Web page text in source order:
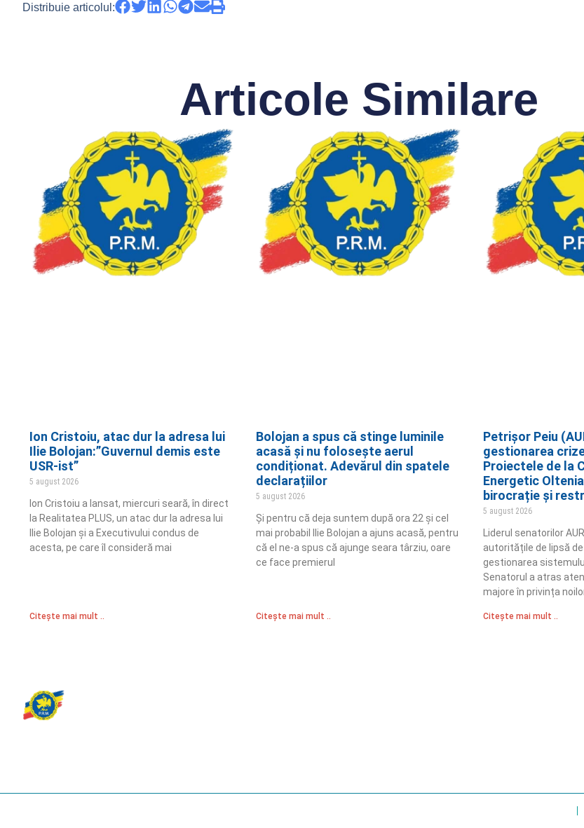
Distribuie articolul:
Articole Similare
Ion Cristoiu, atac dur la adresa lui
Ilie Bolojan:”Guvernul demis este
USR-ist”
5 august 2026
Ion Cristoiu a lansat, miercuri seară, în direct
la Realitatea PLUS, un atac dur la adresa lui
Ilie Bolojan și a Executivului condus de
acesta, pe care îl consideră mai
Citește mai mult ..
Bolojan a spus că stinge luminile
acasă și nu folosește aerul
condiționat. Adevărul din spatele
declarațiilor
5 august 2026
Și pentru că deja suntem după ora 22 și cel
mai probabil Ilie Bolojan a ajuns acasă, pentru
că el ne-a spus că ajunge seara târziu, oare
ce face premierul
Citește mai mult ..
Petrișor Peiu
gestionarea
Proiectele de la
Energetic
birocrație și
5 august 2026
Liderul senatorilor
autoritățile de lipsă
gestionarea
Senatorul a atras
majore în privința
Citește mai mult ..